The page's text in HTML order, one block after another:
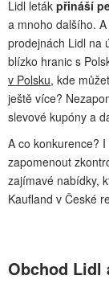
Lidl leták přináší
a mnoho dalšího.
prodejnách Lidl na
blízko hranic s
v Polsku, kde
ještě více?
slevové kupóny a
A co konkurence?
zapomenout
zajímavé nabídky,
Kaufland v České
Obchod Lidl